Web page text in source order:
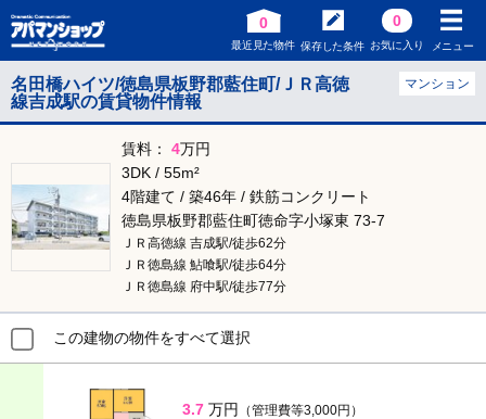
0
最近見た物件 保存した条件
0
お気に入り メニュー
名田橋ハイツ/徳島県板野郡藍住町/ＪＲ高徳
線吉成駅の賃貸物件情報
マンション
賃料： 4万円
3DK / 55m²
4階建て / 築46年 / 鉄筋コンクリート
徳島県板野郡藍住町徳命字小塚東 73-7
ＪＲ高徳線 吉成駅/徒歩62分
ＪＲ徳島線 鮎喰駅/徒歩64分
ＪＲ徳島線 府中駅/徒歩77分
この建物の物件をすべて選択
3.7 万円 （管理費等3,000円）